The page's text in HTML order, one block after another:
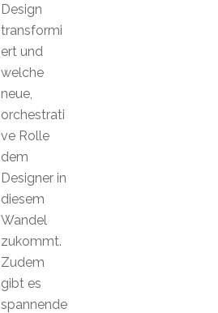
Design
transformi
ert und
welche
neue,
orchestrati
ve Rolle
dem
Designer in
diesem
Wandel
zukommt.
Zudem
gibt es
spannende